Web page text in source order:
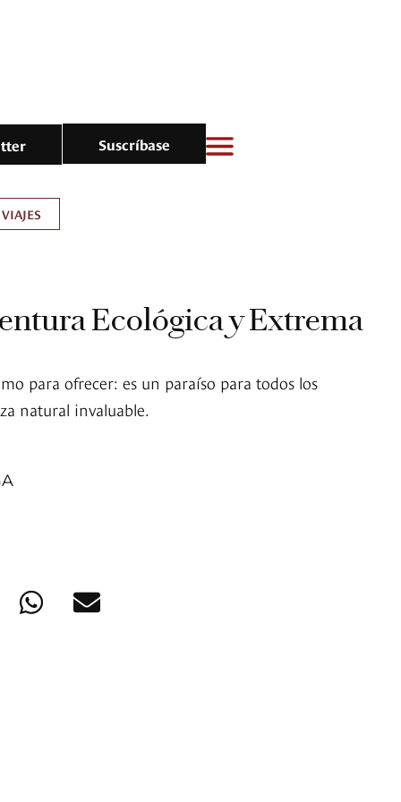
Suscríbase
VIAJES
Ecológica y Extrema
para ofrecer: es un paraíso para todos los
natural invaluable.